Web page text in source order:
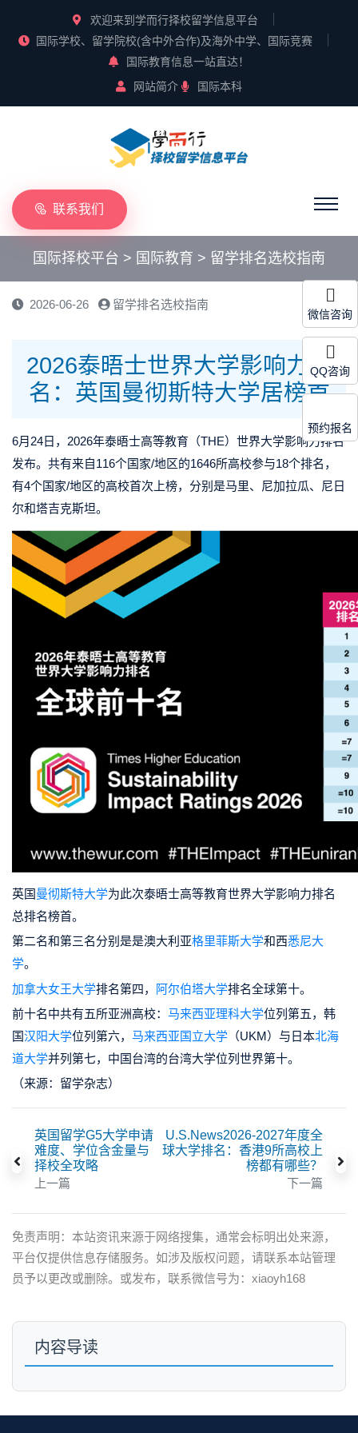
欢迎来到学而行择校留学信息平台
国际学校、留学院校(含中外合作)及海外中学、国际竞赛
国际教育信息一站直达！
网站简介
国际本科
联系我们
国际择校平台 > 国际教育 > 留学排名选校指南
2026-06-26 留学排名选校指南
2026泰晤士世界大学影响力排
名：英国曼彻斯特大学居榜首
6月24日，2026年泰晤士高等教育（THE）世界大学影响力排名
发布。共有来自116个国家/地区的1646所高校参与18个排名，
有4个国家/地区的高校首次上榜，分别是马里、尼加拉瓜、尼日
尔和塔吉克斯坦。
英国曼彻斯特大学为此次泰晤士高等教育世界大学影响力排名
总排名榜首。
第二名和第三名分别是是澳大利亚格里菲斯大学和西悉尼大
学。
加拿大女王大学排名第四， 阿尔伯塔大学排名全球第十。
前十名中共有五所亚洲高校： 马来西亚理科大学位列第五，韩
国汉阳大学位列第六， 马来西亚国立大学 （UKM）与日本北海
道大学并列第七，中国台湾的台湾大学位列世界第十。
（来源：留学杂志）
英国留学G5大学申请
难度、学位含金量与
择校全攻略
上一篇
U.S.News2026-2027年度全
球大学排名：香港9所高校上
榜都有哪些？
下一篇
免责声明：本站资讯来源于网络搜集，通常会标明出处来源，
平台仅提供信息存储服务。如涉及版权问题，请联系本站管理
员予以更改或删除。或发布，联系微信号为：xiaoyh168
内容导读
微信咨询
QQ咨询
预约报名